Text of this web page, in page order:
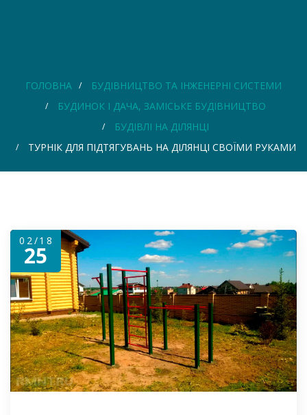
ГОЛОВНА
БУДІВНИЦТВО ТА ІНЖЕНЕРНІ СИСТЕМИ
БУДИНОК І ДАЧА, ЗАМІСЬКЕ БУДІВНИЦТВО
БУДІВЛІ НА ДІЛЯНЦІ
ТУРНІК ДЛЯ ПІДТЯГУВАНЬ НА ДІЛЯНЦІ СВОЇМИ РУКАМИ
02/18
25